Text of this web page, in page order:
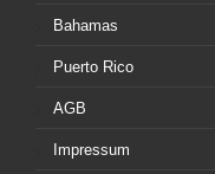
Bahamas
Puerto Rico
AGB
Impressum